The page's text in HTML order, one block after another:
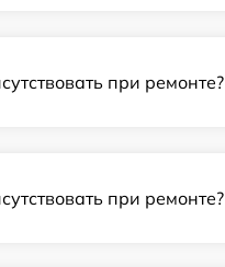
при ремонте?
при ремонте?